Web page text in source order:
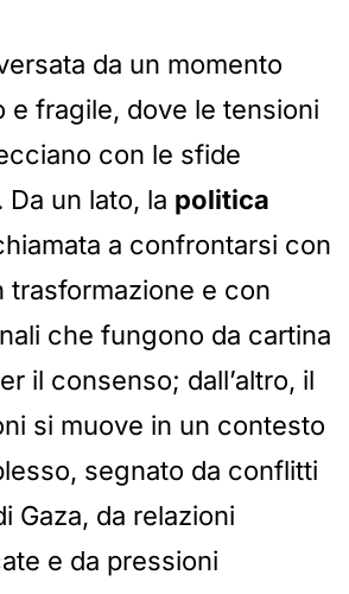
da un momento
e fragile, dove le tensioni
con le sfide
un lato, la politica
a confrontarsi con
trasformazione e con
che fungono da cartina
il consenso; dall’altro, il
si muove in un contesto
segnato da conflitti
Gaza, da relazioni
e da pressioni